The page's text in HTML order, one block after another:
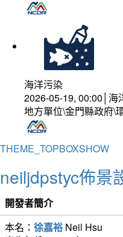
海洋污染
2026-05-19, 00:00│海
地方單位\金門縣政府\
THEME_TOPBOXSHOW
neiljdpstyc佈景
開發者簡介
本名： 徐嘉裕 Neil Hsu